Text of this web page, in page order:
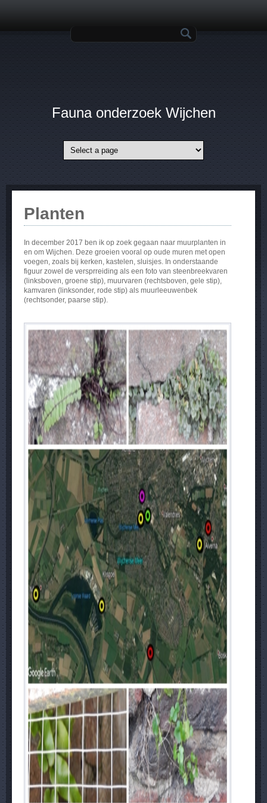
Fauna onderzoek Wijchen
Planten
In december 2017 ben ik op zoek gegaan naar muurplanten in
en om Wijchen. Deze groeien vooral op oude muren met open
voegen, zoals bij kerken, kastelen, sluisjes. In onderstaande
figuur zowel de versprreiding als een foto van steenbreekvaren
(linksboven, groene stip), muurvaren (rechtsboven, gele stip),
kamvaren (linksonder, rode stip) als muurleeuwenbek
(rechtsonder, paarse stip).